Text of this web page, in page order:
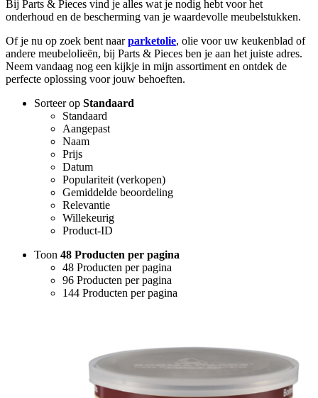
Bij Parts & Pieces vind je alles wat je nodig hebt voor het
onderhoud en de bescherming van je waardevolle meubelstukken.
Of je nu op zoek bent naarparketolie, olie voor uw keukenblad of
andere meubelolieën, bij Parts & Pieces ben je aan het juiste adres.
Neem vandaag nog een kijkje in mijn assortiment en ontdek de
perfecte oplossing voor jouw behoeften.
Sorteer op Standaard
Standaard
Aangepast
Naam
Prijs
Datum
Populariteit (verkopen)
Gemiddelde beoordeling
Relevantie
Willekeurig
Product-ID
Toon 48 Producten per pagina
48 Producten per pagina
96 Producten per pagina
144 Producten per pagina